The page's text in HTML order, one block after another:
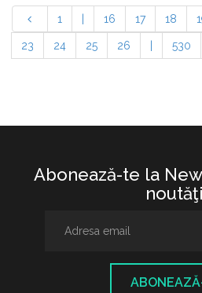
1 16 17 18
23 24 25 26 530
Abonează-te la